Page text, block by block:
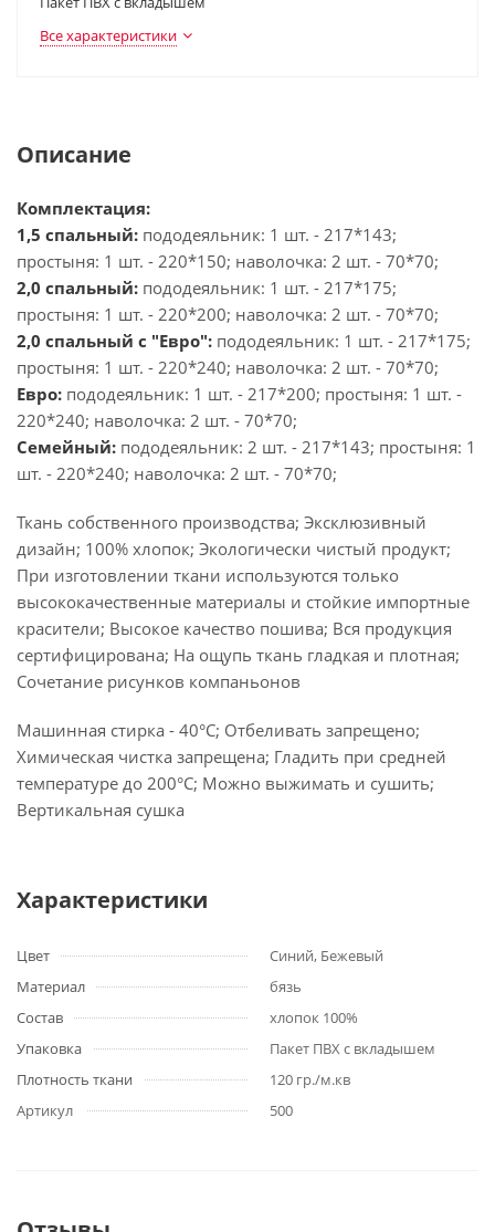
Все характеристики
Описание
Комплектация:
1,5 спальный: пододеяльник: 1 шт. - 217*143;
простыня: 1 шт. - 220*150; наволочка: 2 шт. - 70*70;
2,0 спальный: пододеяльник: 1 шт. - 217*175;
простыня: 1 шт. - 220*200; наволочка: 2 шт. - 70*70;
2,0 спальный с "Евро": пододеяльник: 1 шт. - 217*175;
простыня: 1 шт. - 220*240; наволочка: 2 шт. - 70*70;
Евро: пододеяльник: 1 шт. - 217*200; простыня: 1 шт. -
220*240; наволочка: 2 шт. - 70*70;
Семейный: пододеяльник: 2 шт. - 217*143; простыня: 1
шт. - 220*240; наволочка: 2 шт. - 70*70;
Ткань собственного производства; Эксклюзивный
дизайн; 100% хлопок; Экологически чистый продукт;
При изготовлении ткани используются только
высококачественные материалы и стойкие импортные
красители; Высокое качество пошива; Вся продукция
сертифицирована; На ощупь ткань гладкая и плотная;
Сочетание рисунков компаньонов
Машинная стирка - 40°C; Отбеливать запрещено;
Химическая чистка запрещена; Гладить при средней
температуре до 200°С; Можно выжимать и сушить;
Вертикальная сушка
Характеристики
Цвет
Синий, Бежевый
Материал
бязь
Состав
хлопок 100%
Упаковка
Пакет ПВХ с вкладышем
Плотность ткани
120 гр./м.кв
Артикул
500